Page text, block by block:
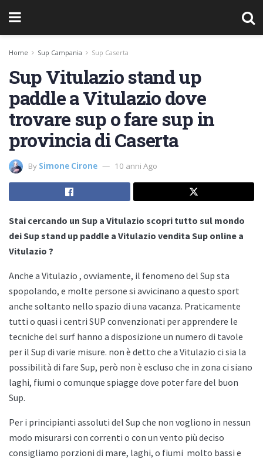
Home Sup Campania Sup Caserta
Sup Vitulazio stand up
paddle a Vitulazio dove
trovare sup o fare sup in
provincia di Caserta
By Simone Cirone 10 anni Ago
Stai cercando un Sup a Vitulazio scopri tutto sul mondo
dei Sup stand up paddle a Vitulazio vendita Sup online a
Vitulazio ?
Anche a Vitulazio , ovviamente, il fenomeno del Sup sta
spopolando, e molte persone si avvicinano a questo sport
anche soltanto nello spazio di una vacanza. Praticamente
tutti o quasi i centri SUP convenzionati per apprendere le
tecniche del surf hanno a disposizione un numero di tavole
per il Sup di varie misure. non è detto che a Vitulazio ci sia la
possibilità di fare Sup, però non è escluso che in zona ci siano
laghi, fiumi o comunque spiagge dove poter fare del buon
Sup.
Per i principianti assoluti del Sup che non vogliono in nessun
modo misurarsi con correnti o con un vento più deciso
consigliamo porzioni di mare, laghi, o fiumi molto bassi e